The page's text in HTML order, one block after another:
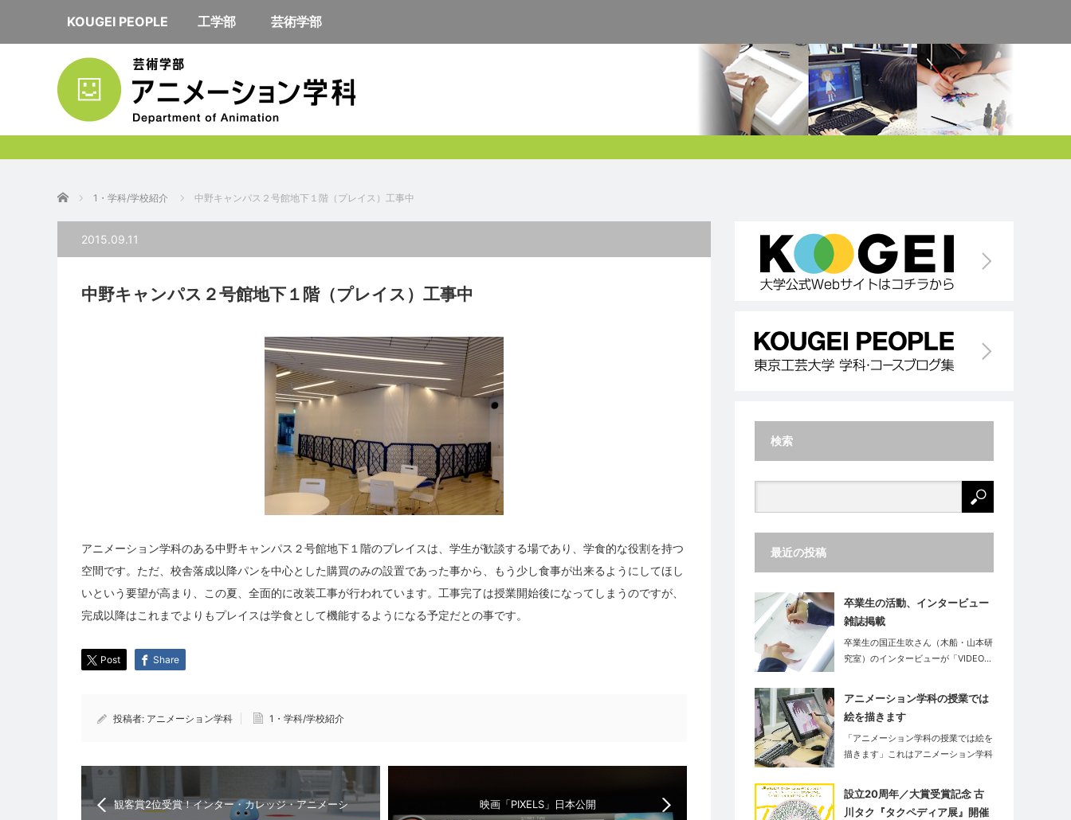
KOUGEI PEOPLE 工学部 芸術学部
ホーム 1・学科/学校紹介 中野キャンパス２号館地下１階（プレイス）工事中
2015.09.11
中野キャンパス２号館地下１階（プレイス）工事中
アニメーション学科のある中野キャンパス２号館地下１階のプレイスは、学生が歓談する場であり、学食的な役割を持つ
空間です。ただ、校舎落成以降パンを中心とした購買のみの設置であった事から、もう少し食事が出来るようにしてほし
いという要望が高まり、この夏、全面的に改装工事が行われています。工事完了は授業開始後になってしまうのですが、
完成以降はこれまでよりもプレイスは学食として機能するようになる予定だとの事です。
Post Share
投稿者: アニメーション学科 1・学科/学校紹介
観客賞2位受賞！インター・カレッジ・アニメーシ
映画「PIXELS」日本公開
検索
最近の投稿
卒業生の活動、インタービュー
雑誌掲載
卒業生の国正生吹さん（木船・山本研
究室）のインタービューが「VIDEO…
アニメーション学科の授業では
絵を描きます
「アニメーション学科の授業では絵を
描きます」これはアニメーション学科
設立20周年／大賞受賞記念 古
川タク『タクペディア展』開催